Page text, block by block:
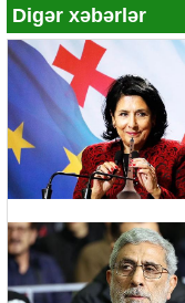
Digər xəbərlər